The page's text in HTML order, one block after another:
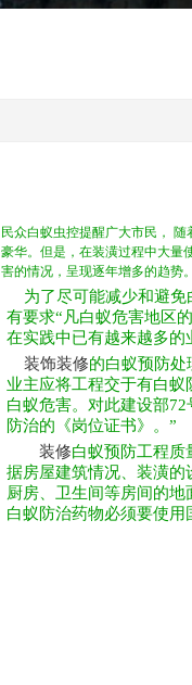
民众白蚁虫控提醒广大市民，
豪华。但是，在装潢过程中大量
害的情况，呈现逐年增多的趋势
为了尽可能减少和避免
有要求“凡白蚁危害地区
在实践中已有越来越多的
装饰装修的白蚁预防
业主应将工程交于有白
白蚁危害。对此建设部
防治的《岗位证书》。”
装修白蚁预防工程质
据房屋建筑情况、装潢
厨房、卫生间等房间的
白蚁防治药物必须要使用